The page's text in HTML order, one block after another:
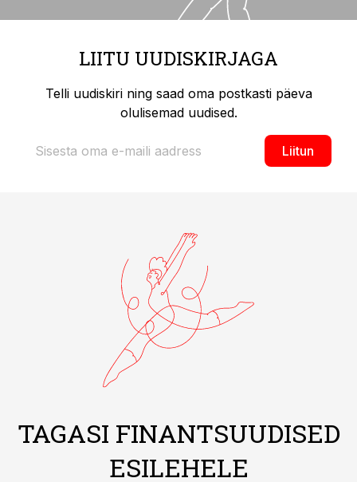
LIITU UUDISKIRJAGA
Telli uudiskiri ning saad oma postkasti päeva
olulisemad uudised.
Liitun
TAGASI FINANTSUUDISED
ESILEHELE